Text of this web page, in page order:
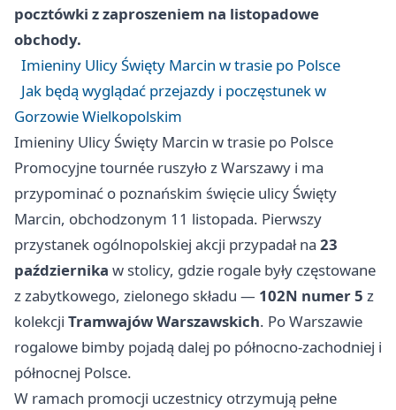
pocztówki z zaproszeniem na listopadowe
obchody.
Imieniny Ulicy Święty Marcin w trasie po Polsce
Jak będą wyglądać przejazdy i poczęstunek w
Gorzowie Wielkopolskim
Imieniny Ulicy Święty Marcin w trasie po Polsce
Promocyjne tournée ruszyło z Warszawy i ma
przypominać o poznańskim święcie ulicy Święty
Marcin, obchodzonym 11 listopada. Pierwszy
przystanek ogólnopolskiej akcji przypadał na 23
października w stolicy, gdzie rogale były częstowane
z zabytkowego, zielonego składu — 102N numer 5 z
kolekcji Tramwajów Warszawskich. Po Warszawie
rogalowe bimby pojadą dalej po północno-zachodniej i
północnej Polsce.
W ramach promocji uczestnicy otrzymują pełne